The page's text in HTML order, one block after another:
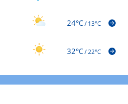
24°C/13°C
32°C/22°C